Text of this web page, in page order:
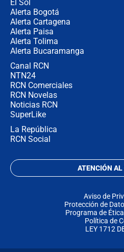
El Sol
Alerta Bogotá
Alerta Cartagena
Alerta Paisa
Alerta Tolima
Alerta Bucaramanga
Canal RCN
NTN24
RCN Comerciales
RCN Novelas
Noticias RCN
SuperLike
La República
RCN Social
ATENCIÓN AL
Aviso de
Protección de
Programa de
Política de
LEY 1712